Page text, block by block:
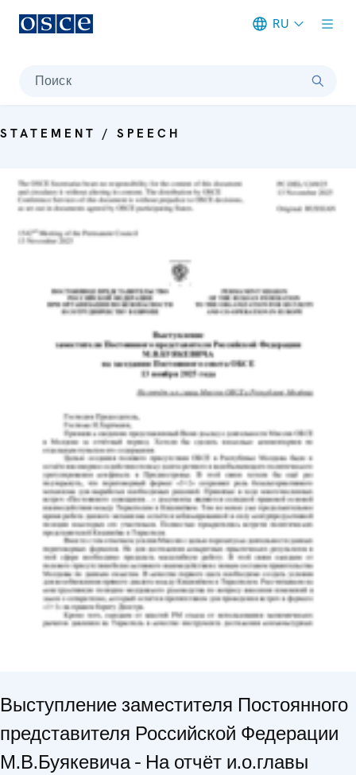
RU
Поиск
STATEMENT / SPEECH
Выступление заместителя Постоянного
представителя Российской Федерации
М.В.Буякевича - На отчёт и.о.главы